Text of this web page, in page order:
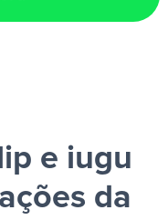
e iugu
da